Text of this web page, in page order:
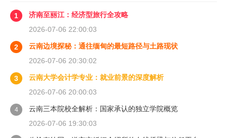
1
济南至丽江：经济型旅行全攻略
2026-07-06 22:00:03
2
云南边境探秘：通往缅甸的最短路径与土路现状
2026-07-06 20:30:02
3
云南大学会计学专业：就业前景的深度解析
2026-07-06 20:00:03
4
云南三本院校全解析：国家承认的独立学院概览
2026-07-06 19:30:03